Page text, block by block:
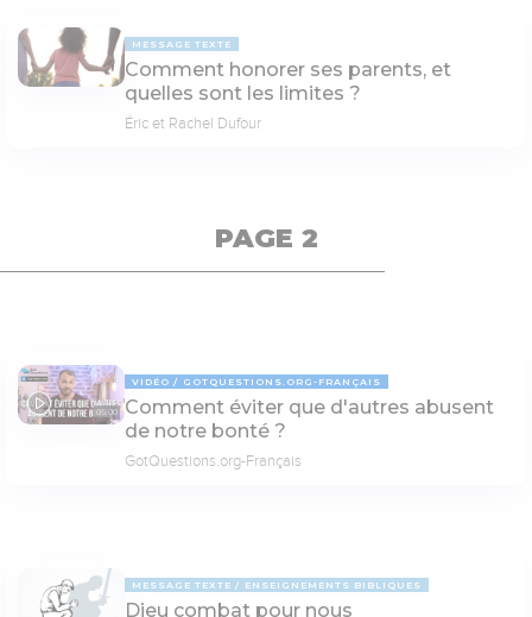
MESSAGE TEXTE
Comment honorer ses parents, et
quelles sont les limites ?
Éric et Rachel Dufour
PAGE 2
05:00
VIDÉO GOTQUESTIONS.ORG-FRANÇAIS
Comment éviter que d'autres abusent
de notre bonté ?
GotQuestions.org-Français
MESSAGE TEXTE ENSEIGNEMENTS BIBLIQUES
Dieu combat pour nous